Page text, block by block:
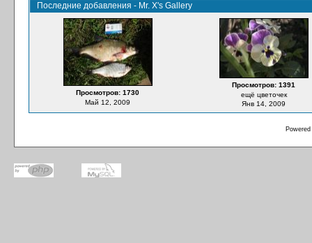
Последние добавления - Mr. X's Gallery
Просмотров: 1730
Май 12, 2009
Просмотров: 1391
ещё цветочек
Янв 14, 2009